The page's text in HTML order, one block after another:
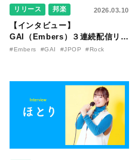
リリース 邦楽 2026.03.10
【インタビュー】
GAI（Embers）３連続配信リリ
ースと1stワンマンライブが開
い”。
#Embers #GAI #JPOP #Rock